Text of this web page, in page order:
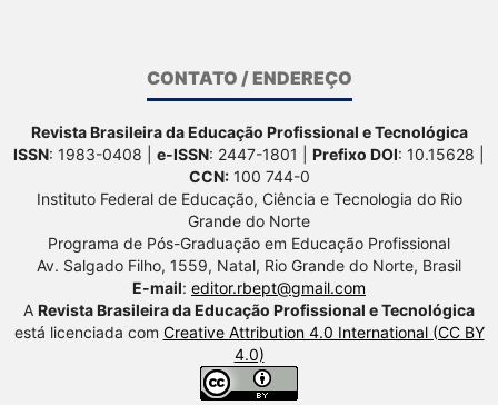
CONTATO / ENDEREÇO
Revista Brasileira da Educação Profissional e Tecnológica
ISSN: 1983-0408 | e-ISSN: 2447-1801 | Prefixo DOI: 10.15628 |
CCN:100 744-0
Instituto Federal de Educação, Ciência e Tecnologia do Rio
Grande do Norte
Programa de Pós-Graduação em Educação Profissional
Av. Salgado Filho, 1559, Natal, Rio Grande do Norte, Brasil
E-mail: editor.rbept@gmail.com
A Revista Brasileira da Educação Profissional e Tecnológica
está licenciada com Creative Attribution 4.0 International (CC BY
4.0)